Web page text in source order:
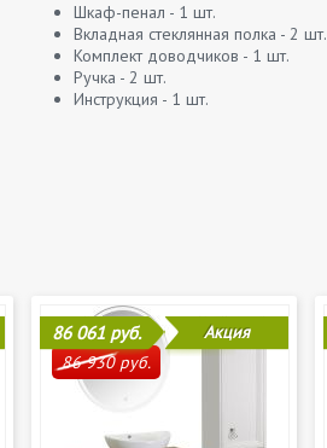
Шкаф-пенал - 1 шт.
Вкладная стеклянная полка - 2 шт.
Комплект доводчиков - 1 шт.
Ручка - 2 шт.
Инструкция - 1 шт.
86 061 руб.
86 930 руб.
Акция